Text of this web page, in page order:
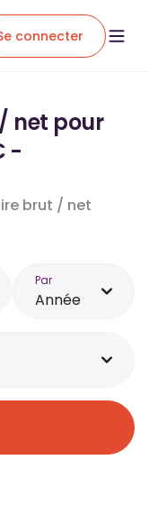
connecter
net pour
-
brut / net
Par
Année